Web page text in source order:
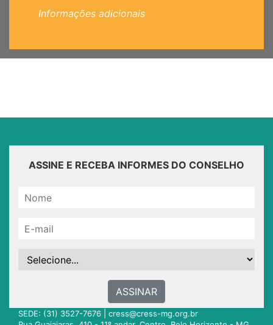
Informações adicionais
ASSINE E RECEBA INFORMES DO CONSELHO
ASSINAR
SEDE: (31) 3527-7676 | cress@cress-mg.org.br